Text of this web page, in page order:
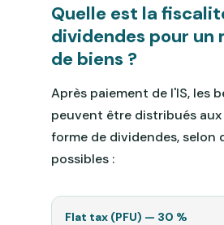
Quelle est la
dividendes pour un
de biens ?
Après paiement de l'IS, les
peuvent être distribués
forme de dividendes, selon
possibles :
Flat tax (PFU) — 30 %